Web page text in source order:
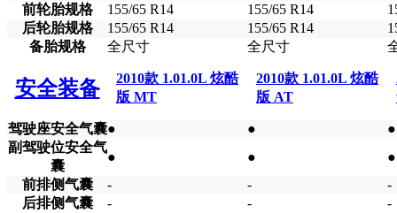
前轮胎规格
155/65 R14 155/65 R14
后轮胎规格
155/65 R14 155/65 R14
备胎规格
全尺寸 全尺寸
安全装备
2010款 1.01.0L 炫酷
版 MT
2010款 1.01.0L 炫酷
版 AT
驾驶座安全气囊● ●
●
副驾驶位安全气
囊
● ●
●
前排侧气囊
- -
-
后排侧气囊
- -
-